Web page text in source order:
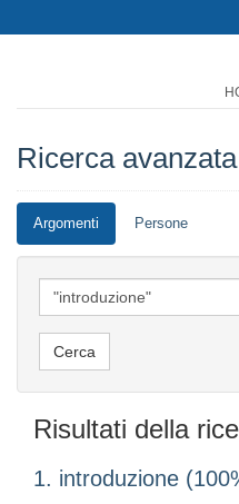
Ricerca
Argomenti Persone
Risultati della
1. introduzione